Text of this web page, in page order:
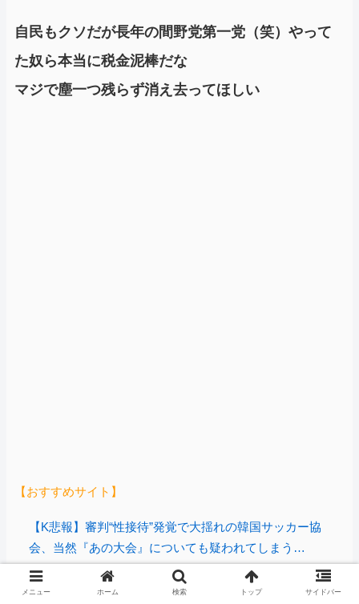
自民もクソだが長年の間野党第一党（笑）やって
た奴ら本当に税金泥棒だな
マジで塵一つ残らず消え去ってほしい
【おすすめサイト】
【K悲報】審判“性接待”発覚で大揺れの韓国サッカー協
会、当然『あの大会』についても疑われてしまう…
【やりかねん】永住許可厳格化で中国SNSでは…
メニュー ホーム 検索 トップ サイドバー